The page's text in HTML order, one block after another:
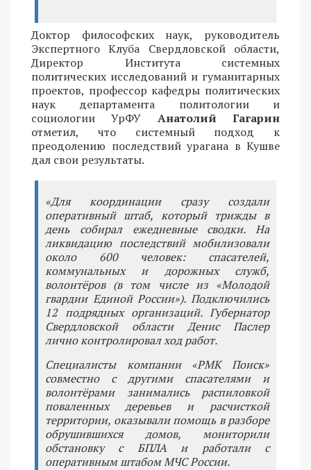
Доктор философских наук, руководитель
Экспертного Клуба Свердловской области,
Директор Института системных
политических исследований и гуманитарных
проектов, профессор кафедры политических
наук департамента политологии и
социологии УрФУ Анатолий Гагарин
отметил, что системный подход к
преодолению последствий урагана в Кушве
дал свои результаты.
«Для координации сразу создали
оперативный штаб, который трижды в
день собирал ежедневные сводки. На
ликвидацию последствий мобилизовали
около 600 человек: спасателей,
коммунальных и дорожных служб,
волонтёров (в том числе из «Молодой
гвардии Единой России»). Подключились
12 подрядных организаций. Губернатор
Свердловской области Денис Паслер
лично контролировал ход работ.
Специалисты компании «РМК Поиск»
совместно с другими спасателями и
волонтёрами занимались распиловкой
поваленных деревьев и расчисткой
территории, оказывали помощь в разборе
обрушившихся домов, мониторили
обстановку с БПЛА и работали с
оперативным штабом МЧС России.